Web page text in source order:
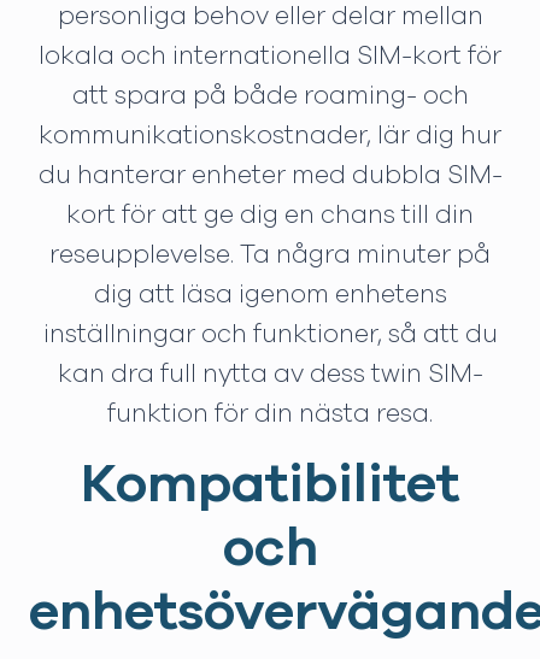
personliga behov eller delar mellan
lokala och internationella SIM-kort för
att spara på både roaming- och
kommunikationskostnader, lär dig hur
du hanterar enheter med dubbla SIM-
kort för att ge dig en chans till din
reseupplevelse. Ta några minuter på
dig att läsa igenom enhetens
inställningar och funktioner, så att du
kan dra full nytta av dess twin SIM-
funktion för din nästa resa.
Kompatibilitet
och